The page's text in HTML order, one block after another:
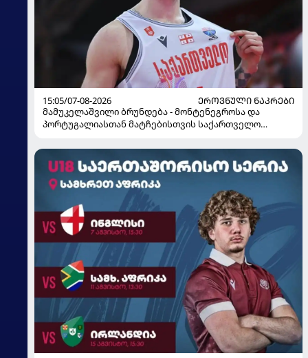
15:05/07-08-2026
ᲔᲠᲝᲕᲜᲣᲚᲘ ᲜᲐᲙᲠᲔᲑᲘ
მამუკელაშვილი ბრუნდება - მონტენეგროსა და
პორტუგალიასთან მატჩებისთვის საქართველო